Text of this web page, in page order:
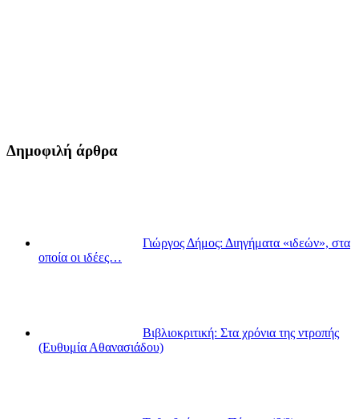
Δημοφιλή άρθρα
Γιώργος Δήμος: Διηγήματα «ιδεών», στα
οποία οι ιδέες…
Βιβλιοκριτική: Στα χρόνια της ντροπής
(Ευθυμία Αθανασιάδου)